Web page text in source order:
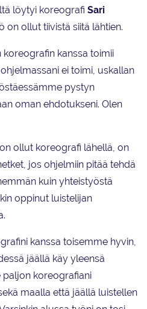
löytyi koreografi Sari
on ollut tiivistä siitä lähtien.
kanssa toimii
ei toimi, uskallan
pystyn
oman ehdotukseni. Olen
ollut koreografi lähellä, on
jos ohjelmiin pitää tehdä
kuin yhteistyöstä
oppinut luistelijan
kanssa toisemme hyvin,
jäällä käy yleensä
paljon koreografiani
maalla että jäällä luistellen